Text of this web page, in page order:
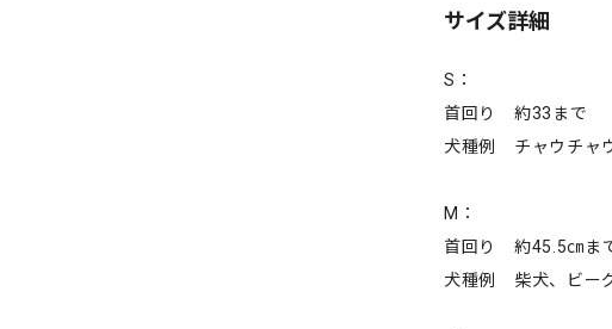
サイズ詳細
S：
首回り 約33まで
犬種例 チャウチャ
M：
首回り 約45.5㎝ま
犬種例 柴犬、ビー